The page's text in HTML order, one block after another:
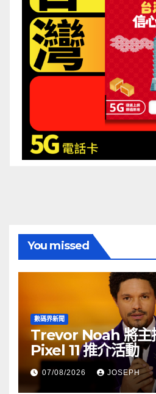
You missed
數碼界新聞
Trevor Noah 將主
Pixel 11 推介活動
07/08/2026 JOSEPH